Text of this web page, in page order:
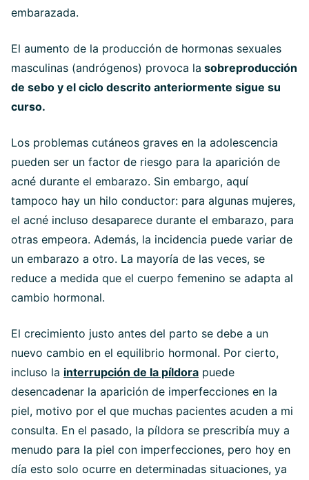
embarazada.
El aumento de la producción de hormonas sexuales
masculinas (andrógenos) provoca la sobreproducción
de sebo y el ciclo descrito anteriormente sigue su
curso.
Los problemas cutáneos graves en la adolescencia
pueden ser un factor de riesgo para la aparición de
acné durante el embarazo. Sin embargo, aquí
tampoco hay un hilo conductor: para algunas mujeres,
el acné incluso desaparece durante el embarazo, para
otras empeora. Además, la incidencia puede variar de
un embarazo a otro. La mayoría de las veces, se
reduce a medida que el cuerpo femenino se adapta al
cambio hormonal.
El crecimiento justo antes del parto se debe a un
nuevo cambio en el equilibrio hormonal. Por cierto,
incluso la interrupción de la píldora puede
desencadenar la aparición de imperfecciones en la
piel, motivo por el que muchas pacientes acuden a mi
consulta. En el pasado, la píldora se prescribía muy a
menudo para la piel con imperfecciones, pero hoy en
día esto solo ocurre en determinadas situaciones, ya